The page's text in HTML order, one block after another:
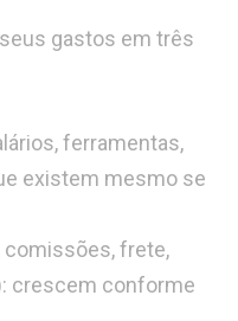
gastos em três
ferramentas,
existem mesmo se
comissões, frete,
crescem conforme